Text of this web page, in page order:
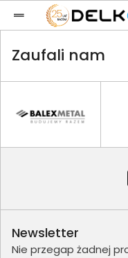
Zaufali nam
Newsletter
Nie przegap żadnej